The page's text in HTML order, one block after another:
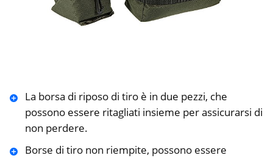
La borsa di riposo di tiro è in due pezzi, che
possono essere ritagliati insieme per assicurarsi di
non perdere.
Borse di tiro non riempite, possono essere